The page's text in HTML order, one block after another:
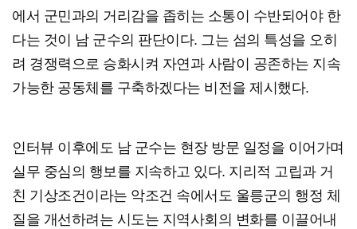
에서 군민과의 거리감을 좁히는 소통이 수반되어야 한
다는 것이 남 군수의 판단이다. 그는 섬의 특성을 오히
려 경쟁력으로 승화시켜 자연과 사람이 공존하는 지속
가능한 공동체를 구축하겠다는 비전을 제시했다.
인터뷰 이후에도 남 군수는 현장 방문 일정을 이어가며
실무 중심의 행보를 지속하고 있다. 지리적 고립과 거
친 기상조건이라는 악조건 속에서도 울릉군의 행정 체
질을 개선하려는 시도는 지역사회의 변화를 이끌어내